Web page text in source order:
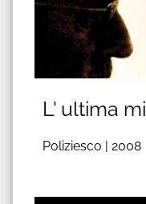
L' ultima
Poliziesco | 2008